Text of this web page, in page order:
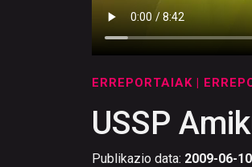
ERREPORTAIAK |
USSP
Publikazio data: 2009-06-10